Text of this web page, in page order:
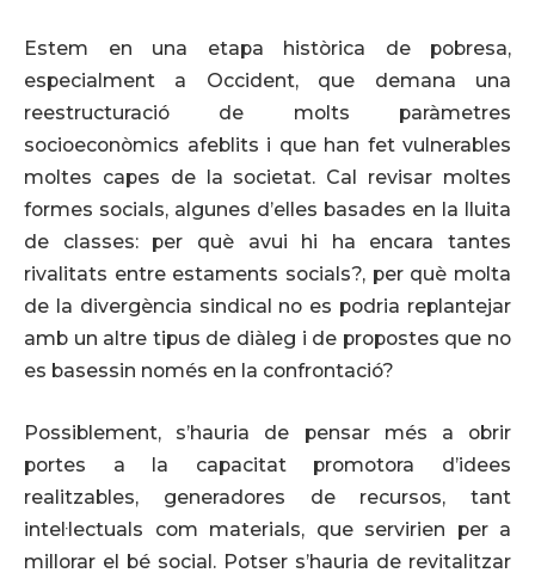
Estem en una etapa històrica de pobresa,
especialment a Occident, que demana una
reestructuració de molts paràmetres
socioeconòmics afeblits i que han fet vulnerables
moltes capes de la societat. Cal revisar moltes
formes socials, algunes d’elles basades en la lluita
de classes: per què avui hi ha encara tantes
rivalitats entre estaments socials?, per què molta
de la divergència sindical no es podria replantejar
amb un altre tipus de diàleg i de propostes que no
es basessin només en la confrontació?
Possiblement, s’hauria de pensar més a obrir
portes a la capacitat promotora d’idees
realitzables, generadores de recursos, tant
intel·lectuals com materials, que servirien per a
millorar el bé social. Potser s’hauria de revitalitzar